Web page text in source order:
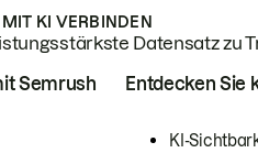
KI VERBINDEN
Datensatz zu
Semrush Entdecken Sie
KI-